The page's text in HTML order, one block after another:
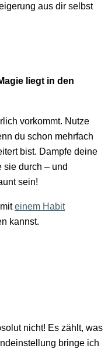
aus dir selbst
liegt in den
vorkommt. Nutze
du schon mehrfach
bist. Dampfe deine
sie durch – und
sein!
einem Habit
kannst.
nicht! Es zählt, was
bringe ich